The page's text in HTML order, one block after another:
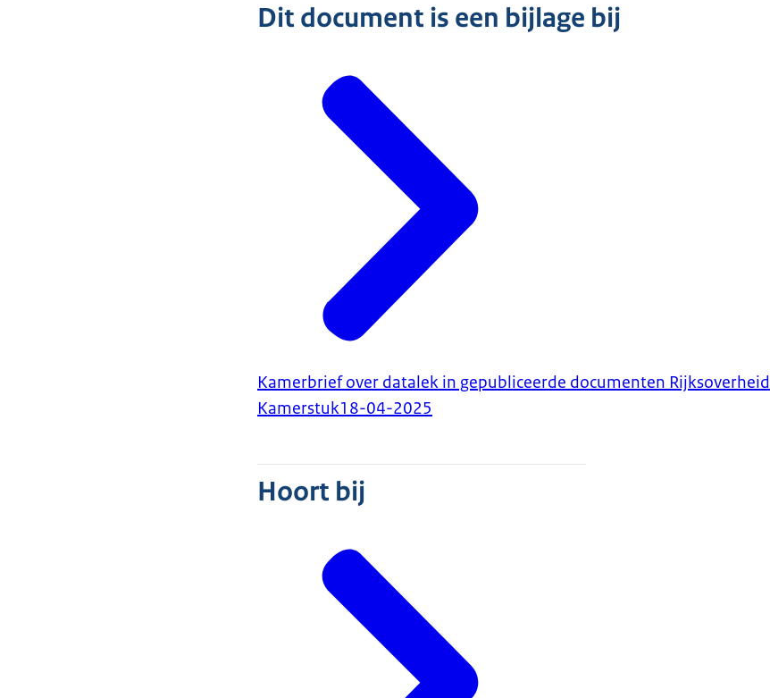
Dit document is een bijlage bij
Kamerbrief over datalek in gepubliceerde documenten Rijksoverheid
Kamerstuk18-04-2025
Hoort bij